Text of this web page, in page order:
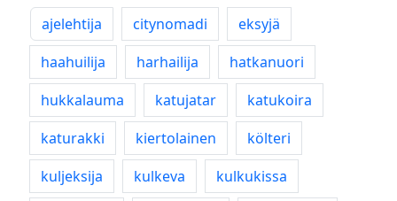
ajelehtija citynomadi
eksyjä
haahuilija
harhailija
hatkanuori
hukkalauma
katujatar
katukoira
katurakki
kiertolainen
költeri
kuljeksija
kulkeva
kulkukissa